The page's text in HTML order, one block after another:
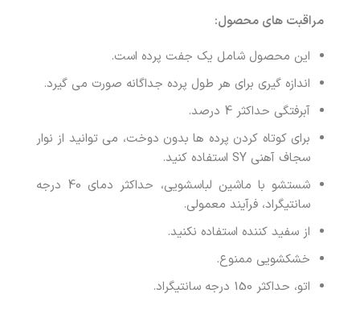
مراقبت های محصول:
این محصول شامل یک جفت پرده است.
اندازه گیری برای هر طول پرده جداگانه صورت می گیرد.
آبرفتگی حداکثر 4 درصد.
برای کوتاه کردن پرده ها بدون دوخت، می توانید از نوار
سجاف آهنی SY استفاده کنید.
شستشو با ماشین لباسشویی، حداکثر دمای 40 درجه
سانتیگراد، فرآیند معمولی.
از سفید کننده استفاده نکنید.
خشکشویی ممنوع.
اتو، حداکثر 150 درجه سانتیگراد.